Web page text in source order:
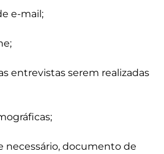
e-mail;
entrevistas serem realizadas
necessário, documento de